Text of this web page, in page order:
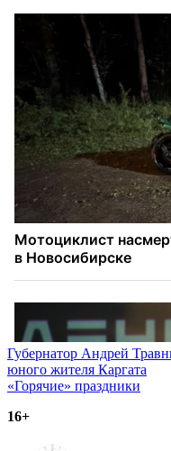
Навигация
по
записям
Губернатор Андрей
юного жителя Каргата
«Горячие» праздники
16+